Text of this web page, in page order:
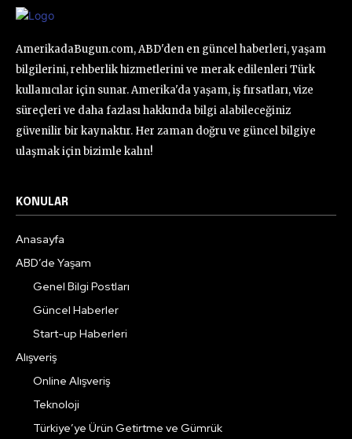
AmerikadaBugun.com, ABD'den en güncel haberleri, yaşam
bilgilerini, rehberlik hizmetlerini ve merak edilenleri Türk
kullanıcılar için sunar. Amerika'da yaşam, iş fırsatları, vize
süreçleri ve daha fazlası hakkında bilgi alabileceğiniz
güvenilir bir kaynaktır. Her zaman doğru ve güncel bilgiye
ulaşmak için bizimle kalın!
KONULAR
Anasayfa
ABD’de Yaşam
Genel Bilgi Postları
Güncel Haberler
Start-up Haberleri
Alışveriş
Online Alışveriş
Teknoloji
Türkiye’ye Ürün Getirtme ve Gümrük